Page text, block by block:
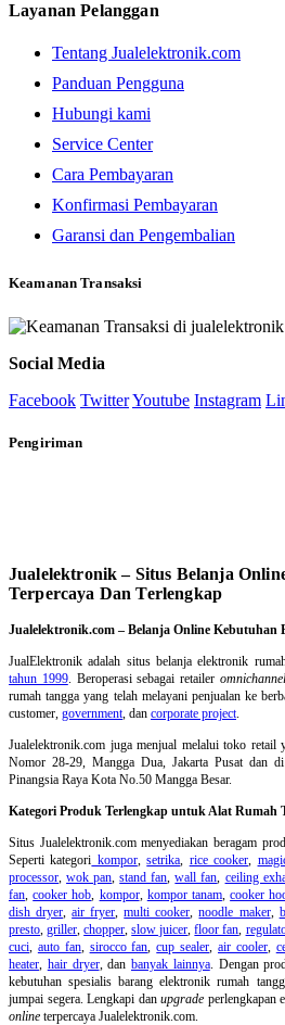
Layanan Pelanggan
Tentang Jualelektronik.com
Panduan Pengguna
Hubungi kami
Service Center
Cara Pembayaran
Konfirmasi Pembayaran
Garansi dan Pengembalian
Keamanan Transaksi
Social Media
Facebook TwitterYoutube Instagram
Pengiriman
Jualelektronik – Situs Belanja
Terpercaya Dan Terlengkap
Jualelektronik.com – Belanja Online Kebutuhan
JualElektronik adalah situs belanja elektronik
tahun 1999. Beroperasi sebagai retaileromnichannel
rumah tangga yang telah melayani penjualan ke
customer, government, dan corporate project.
Jualelektronik.com juga menjual melalui toko
Nomor 28-29, Mangga Dua, Jakarta Pusat dan
Pinangsia Raya Kota No.50 Mangga Besar.
Kategori Produk Terlengkap untuk Alat Rumah
Situs Jualelektronik.com menyediakan beragam
Seperti kategori kompor,setrika, rice cooker,
processor,wok pan,stand fan,wall fan, ceiling
fan,cooker hob, kompor, kompor tanam,cooker
dish dryer,air fryer,multi cooker,noodle maker,
presto,griller,chopper,slow juicer,floor fan,
cuci, auto fan, sirocco fan,cup sealer,air cooler,
heater, hair dryer, dan banyak lainnya. Dengan
kebutuhan spesialis barang elektronik rumah
jumpai segera. Lengkapi danupgrade perlengkapan
online terpercaya Jualelektronik.com.